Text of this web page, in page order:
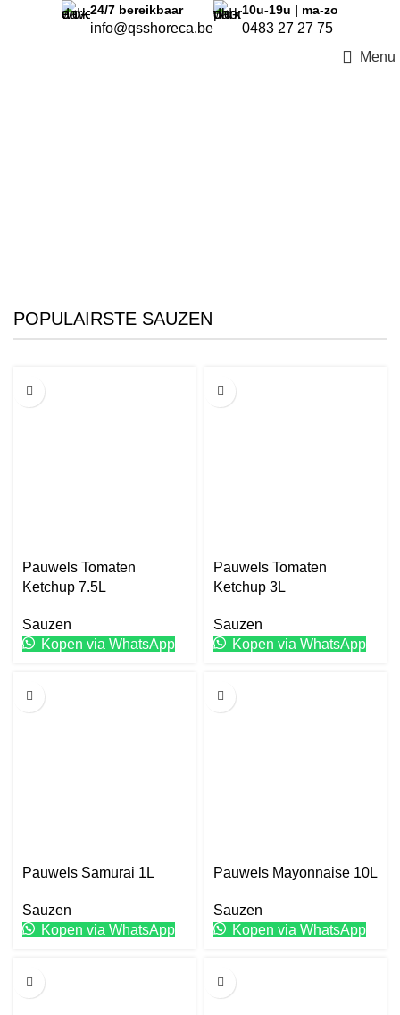
24/7 bereikbaar
info@qsshoreca.be
10u-19u | ma-zo
0483 27 27 75
Menu
POPULAIRSTE SAUZEN
7.5L
Pauwels Tomaten
Ketchup 7.5L
Sauzen
Kopen via WhatsApp
3L
Pauwels Tomaten
Ketchup 3L
Sauzen
Kopen via WhatsApp
1L
Pauwels Samurai 1L
Sauzen
Kopen via WhatsApp
10L
Pauwels Mayonnaise 10L
Sauzen
Kopen via WhatsApp
5L 1L